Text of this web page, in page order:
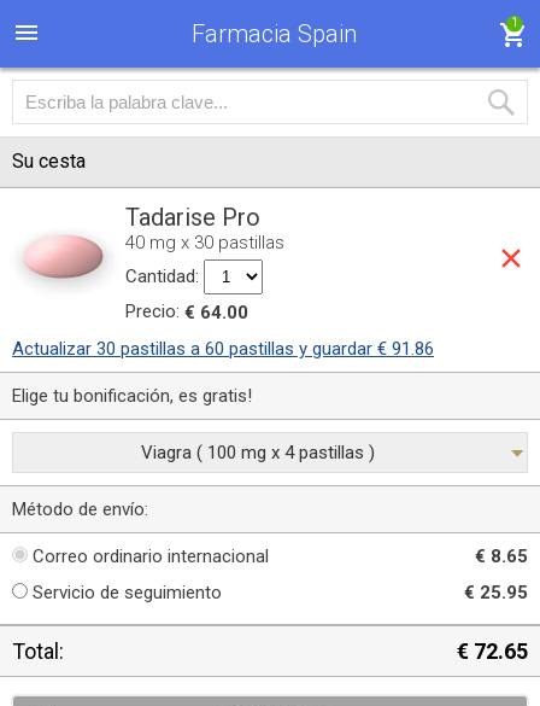
Farmacia Spain 1
Su cesta
Tadarise Pro
40 mg x 30 pastillas
Cantidad:
Precio: € 64.00
Actualizar 30 pastillas a 60 pastillas y guardar € 91.86
Elige tu bonificación, es gratis!
Viagra ( 100 mg x 4 pastillas )
Método de envío:
Correo ordinario internacional
€ 8.65
Servicio de seguimiento
€ 25.95
Total: € 72.65